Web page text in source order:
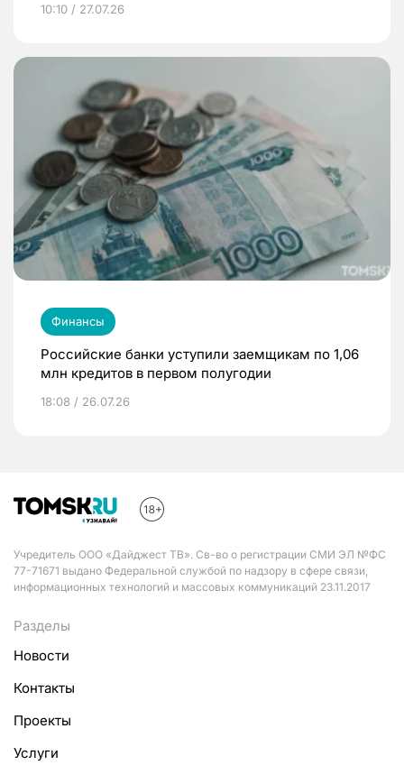
10:10 / 27.07.26
Финансы
Российские банки уступили заемщикам по 1,06
млн кредитов в первом полугодии
18:08 / 26.07.26
Учредитель ООО «Дайджест ТВ». Св-во о регистрации СМИ ЭЛ №ФС
77-71671 выдано Федеральной службой по надзору в сфере связи,
информационных технологий и массовых коммуникаций 23.11.2017
Разделы
Новости
Контакты
Проекты
Услуги